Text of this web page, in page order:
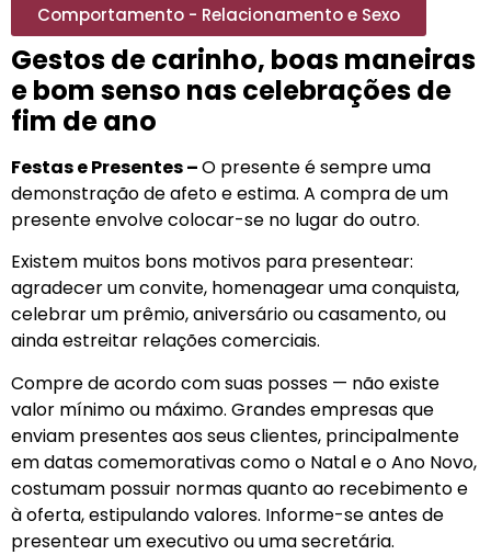
Comportamento - Relacionamento e Sexo
Gestos de carinho, boas maneiras
e bom senso nas celebrações de
fim de ano
Festas e Presentes –O presente é sempre uma
demonstração de afeto e estima. A compra de um
presente envolve colocar-se no lugar do outro.
Existem muitos bons motivos para presentear:
agradecer um convite, homenagear uma conquista,
celebrar um prêmio, aniversário ou casamento, ou
ainda estreitar relações comerciais.
Compre de acordo com suas posses — não existe
valor mínimo ou máximo. Grandes empresas que
enviam presentes aos seus clientes, principalmente
em datas comemorativas como o Natal e o Ano Novo,
costumam possuir normas quanto ao recebimento e
à oferta, estipulando valores. Informe-se antes de
presentear um executivo ou uma secretária.